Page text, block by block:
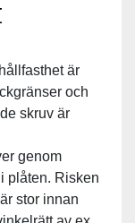
är
och
skruv är
genom
plåten. Risken
stor innan